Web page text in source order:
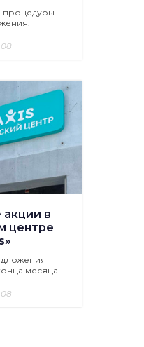
процедуры
в
центре
месяца.